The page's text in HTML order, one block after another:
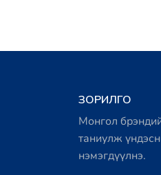
ЗОРИЛГО
Монгол
таниулж
нэмэгдүүлнэ.